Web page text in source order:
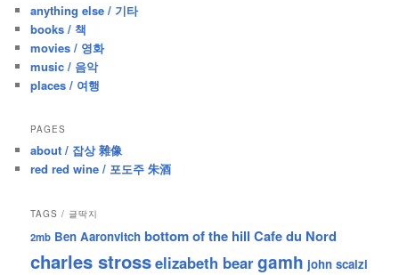
h
anything else / 기타
books / 책
movies / 영화
music / 음악
places / 여행
PAGES
about / 잡상 雜像
red red wine / 포도주 朱酒
TAGS / 글딱지
2mb Ben Aaronvitch bottom of the hill Cafe du Nord
charles strosselizabeth beargamh john scalzi